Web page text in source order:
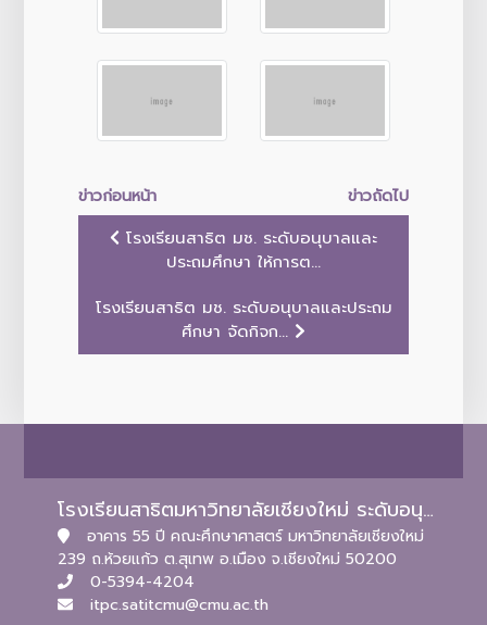
ข่าวก่อนหน้า
ข่าวถัดไป
โรงเรียนสาธิต มช. ระดับอนุบาลและ
ประถมศึกษา ให้การต...
โรงเรียนสาธิต มช. ระดับอนุบาลและประถม
ศึกษา จัดกิจก...
โรงเรียนสาธิตมหาวิทยาลัยเชียงใหม่ ระดับอนุบาลและประถมศึกษา
อาคาร 55 ปี คณะศึกษาศาสตร์ มหาวิทยาลัยเชียงใหม่
239 ถ.ห้วยแก้ว ต.สุเทพ อ.เมือง จ.เชียงใหม่ 50200
0-5394-4204
itpc.satitcmu@cmu.ac.th